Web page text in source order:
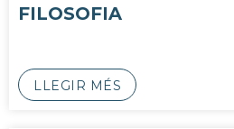
FILOSOFIA
LLEGIR MÉS